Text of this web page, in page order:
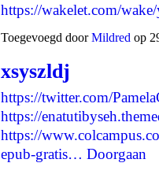
https://wakelet.com/
Toegevoegd doorMildred op
xsyszldj
https://twitter.com/
https://
https://
epub-gratis… Doorgaan